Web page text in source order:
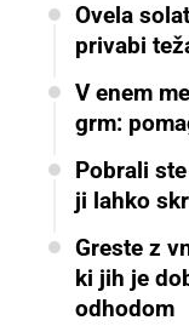
Ovela
privabi
V enem
grm:
Pobrali
ji lahko
Greste z
ki jih je
odhodom